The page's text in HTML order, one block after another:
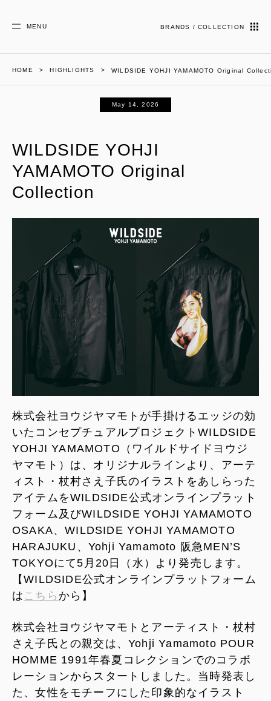
MENU BRANDS / COLLECTION
HOME HIGHLIGHTS WILDSIDE YOHJI YAMAMOTO Original
May 14, 2026
WILDSIDE YOHJI
YAMAMOTO Original
Collection
株式会社ヨウジヤマモトが手掛けるエッジの効
いたコンセプチュアルプロジェクトWILDSIDE
YOHJI YAMAMOTO（ワイルドサイドヨウジ
ヤマモト）は、オリジナルラインより、アーテ
ィスト・杖村さえ子氏のイラストをあしらった
アイテムをWILDSIDE公式オンラインプラット
フォーム及びWILDSIDE YOHJI YAMAMOTO
OSAKA、WILDSIDE YOHJI YAMAMOTO
HARAJUKU、Yohji Yamamoto 阪急MEN’S
TOKYOにて5月20日（水）より発売します。
【WILDSIDE公式オンラインプラットフォーム
は こちら から】
株式会社ヨウジヤマモトとアーティスト・杖村
さえ子氏との親交は、Yohji Yamamoto POUR
HOMME 1991年春夏コレクションでのコラボ
レーションからスタートしました。当時発表し
た、女性をモチーフにした印象的なイラスト